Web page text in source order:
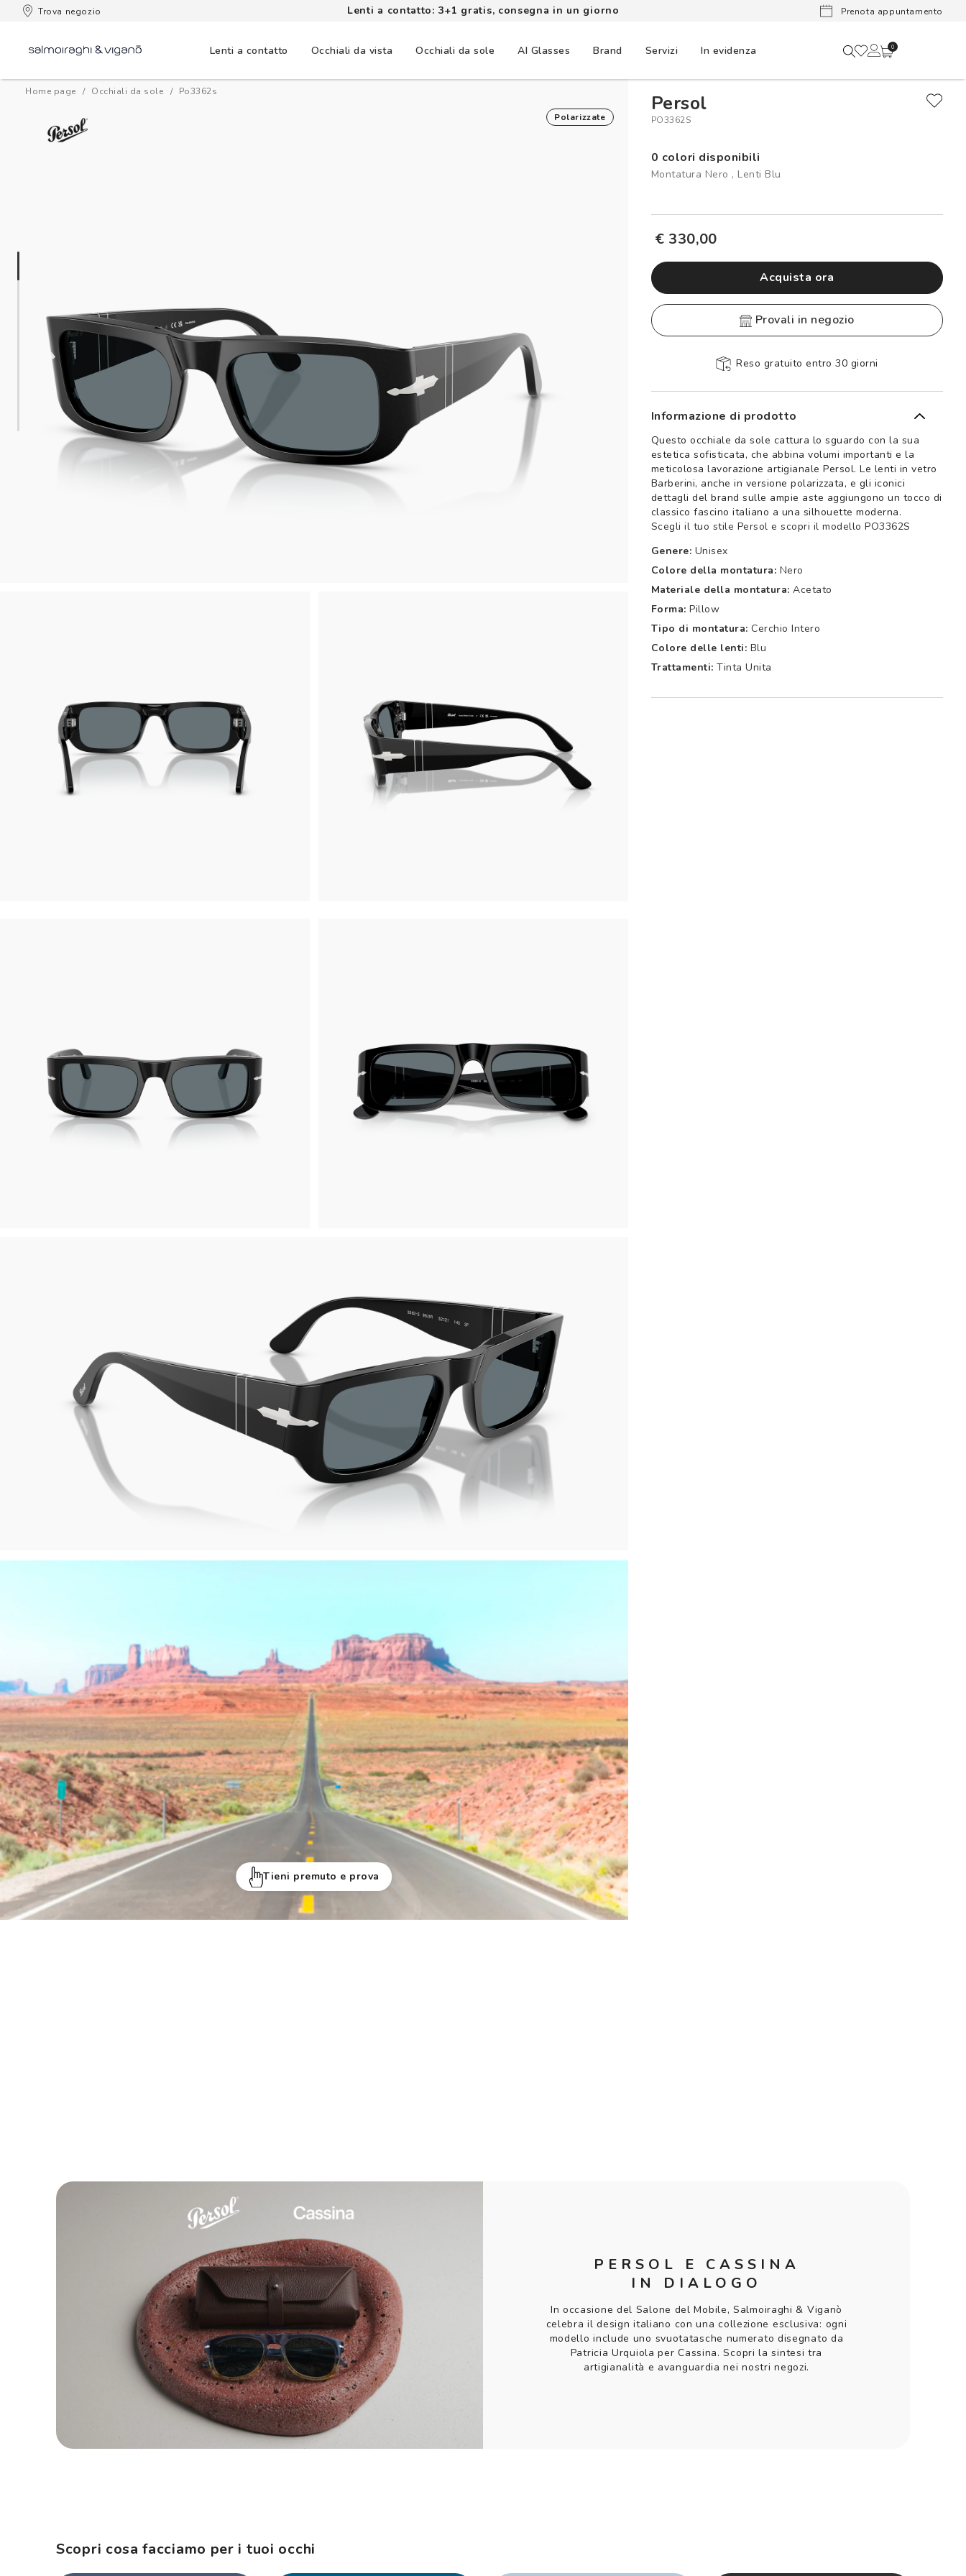
Trova negozio Lenti a contatto: 3+1 gratis, consegna in un giorno Ora
Prenota appuntamento
Lenti a contatto Occhiali da vista Occhiali da sole AI Glasses Brand Servizi In evidenza 0
Home page Occhiali da sole po3362s
Polarizzate
Tieni premuto e prova
Persol
PO3362S
0 colori disponibili
Montatura Nero , Lenti Blu
€ 330,00
Acquista ora
provali in negozio
Ritiro in negozio disponibile Pagamento sicuro Reso gratuito entro 30 giorni
Informazione di prodotto
Questo occhiale da sole cattura lo sguardo con la sua
estetica sofisticata, che abbina volumi importanti e la
meticolosa lavorazione artigianale Persol. Le lenti in vetro
Barberini, anche in versione polarizzata, e gli iconici
dettagli del brand sulle ampie aste aggiungono un tocco di
classico fascino italiano a una silhouette moderna.
Scegli il tuo stile Persol e scopri il modello PO3362S
Genere: Unisex
Colore della montatura: Nero
Materiale della montatura: Acetato
Forma: Pillow
Tipo di montatura: Cerchio Intero
Colore delle lenti: Blu
Trattamenti: Tinta Unita
PERSOL E CASSINA
IN DIALOGO
In occasione del Salone del Mobile, Salmoiraghi & Viganò
celebra il design italiano con una collezione esclusiva: ogni
modello include uno svuotatasche numerato disegnato da
Patricia Urquiola per Cassina. Scopri la sintesi tra
artigianalità e avanguardia nei nostri negozi.
Scopri cosa facciamo per i tuoi occhi